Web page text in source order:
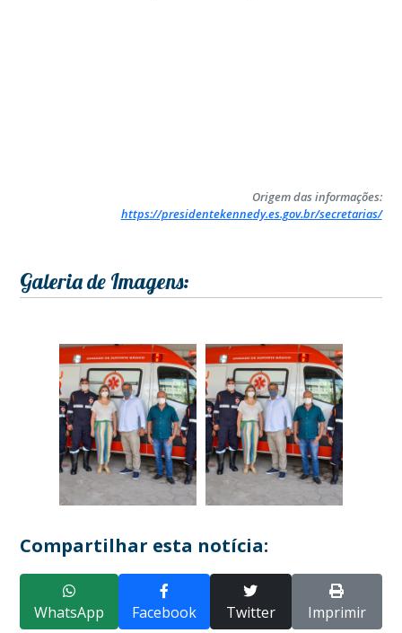
Origem das informações:
https://presidentekennedy.es.gov.br/secretarias/
Galeria de Imagens:
Compartilhar esta notícia:
WhatsApp Facebook Twitter Imprimir